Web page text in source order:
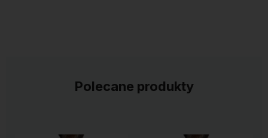
Polecane produkty